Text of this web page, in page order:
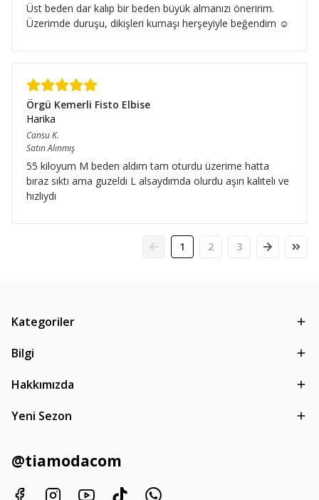
Üst beden dar kalıp bir beden büyük almanızı öneririm.
Üzerimde duruşu, dikişleri kumaşı herşeyiyle beğendim ☺️
Örgü Kemerli Fisto Elbise
Harika
CansuK.
Satın Alınmış
55 kiloyum M beden aldım tam oturdu üzerime hatta
bıraz sıktı ama guzeldı L alsaydımda olurdu aşırı kalıtelı ve
hızlıydı
1 2 3
Kategoriler
Bilgi
Hakkımızda
Yeni Sezon
@tiamodacom